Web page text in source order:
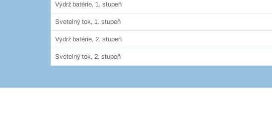
Výdrž batérie, 1. stupeň
Svetelný tok, 1. stupeň
Výdrž batérie, 2. stupeň
Svetelný tok, 2. stupeň